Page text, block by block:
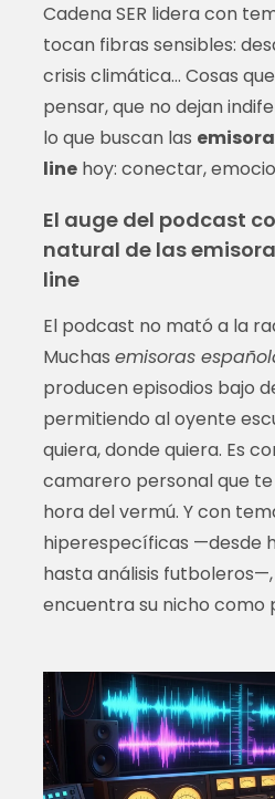
Cadena SER lidera con
tocan fibras sensibles:
crisis climática… Cosas
pensar, que no dejan
lo que buscan las
linehoy: conectar,
El auge del podcast
natural de las
line
El podcast no mató a la
Muchas emisoras
producen episodios bajo
permitiendo al oyente
quiera, donde quiera. Es
camarero personal que
hora del vermú. Y con
hiperespecíficas —desde
hasta análisis
encuentra su nicho como